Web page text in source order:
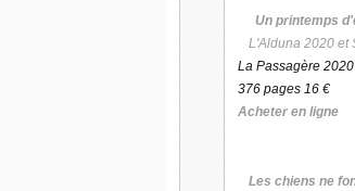
Un printemps
L'Alduna 2020 et
La Passagère 2020
376 pages 16 €
Acheter en ligne
Les chiens ne